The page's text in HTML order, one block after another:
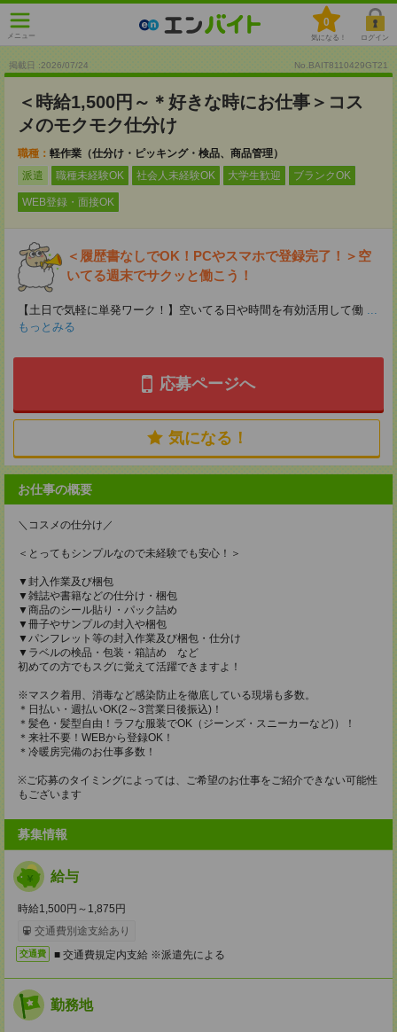
メニュー
0
気になる！ ログイン
掲載日 :2026/07/24 No.BAIT8110429GT21
＜時給1,500円～＊好きな時にお仕事＞コス
メのモクモク仕分け
職種： 軽作業（仕分け・ピッキング・検品、商品管理）
派遣
職種未経験OK 社会人未経験OK 大学生歓迎 ブランクOK
WEB登録・面接OK
＜履歴書なしでOK！PCやスマホで登録完了！＞空
いてる週末でサクッと働こう！
【土日で気軽に単発ワーク！】空いてる日や時間を有効活用して働 ...
もっとみる
応募ページへ
気になる！
お仕事の概要
＼コスメの仕分け／
＜とってもシンプルなので未経験でも安心！＞
▼封入作業及び梱包
▼雑誌や書籍などの仕分け・梱包
▼商品のシール貼り・パック詰め
▼冊子やサンプルの封入や梱包
▼パンフレット等の封入作業及び梱包・仕分け
▼ラベルの検品・包装・箱詰め など
初めての方でもスグに覚えて活躍できますよ！
※マスク着用、消毒など感染防止を徹底している現場も多数。
＊日払い・週払いOK(2～3営業日後振込)！
＊髪色・髪型自由！ラフな服装でOK（ジーンズ・スニーカーなど)）！
＊来社不要！WEBから登録OK！
＊冷暖房完備のお仕事多数！
※ご応募のタイミングによっては、ご希望のお仕事をご紹介できない可能性
もございます
募集情報
給与
時給1,500円～1,875円
交通費別途支給あり
交通費 ■ 交通費規定内支給 ※派遣先による
勤務地